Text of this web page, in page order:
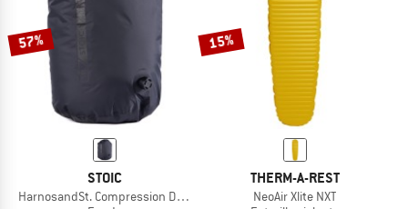
57%
STOIC
HarnosandSt. Compression Dry Bag
15%
THERM-A-REST
NeoAir Xlite NXT